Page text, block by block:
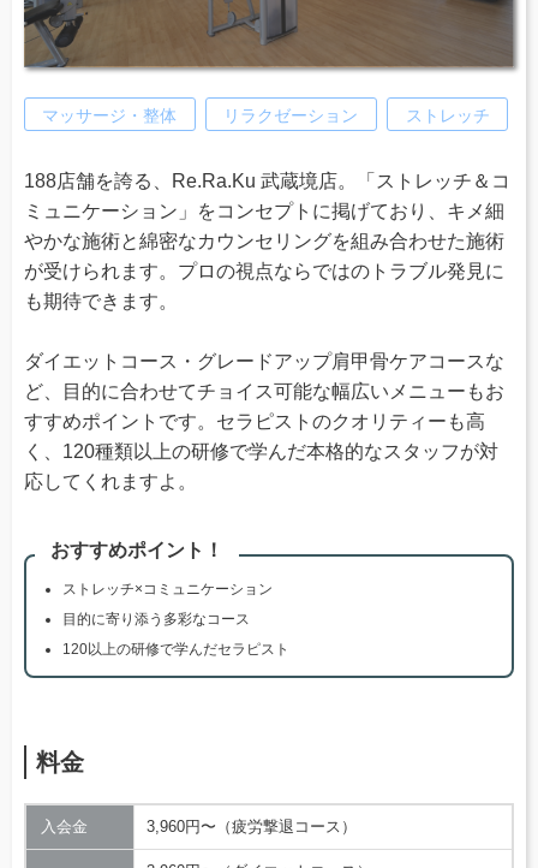
マッサージ・整体 リラクゼーション ストレッチ
188店舗を誇る、Re.Ra.Ku 武蔵境店。「ストレッチ＆コ
ミュニケーション」をコンセプトに掲げており、キメ細
やかな施術と綿密なカウンセリングを組み合わせた施術
が受けられます。プロの視点ならではのトラブル発見に
も期待できます。
ダイエットコース・グレードアップ肩甲骨ケアコースな
ど、目的に合わせてチョイス可能な幅広いメニューもお
すすめポイントです。セラピストのクオリティーも高
く、120種類以上の研修で学んだ本格的なスタッフが対
応してくれますよ。
おすすめポイント！
ストレッチ×コミュニケーション
目的に寄り添う多彩なコース
120以上の研修で学んだセラピスト
料金
入会金 3,960円〜（疲労撃退コース）